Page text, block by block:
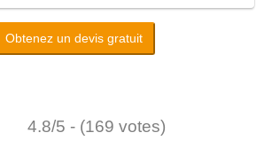
Obtenez un devis gratuit
4.8/5 - (169 votes)